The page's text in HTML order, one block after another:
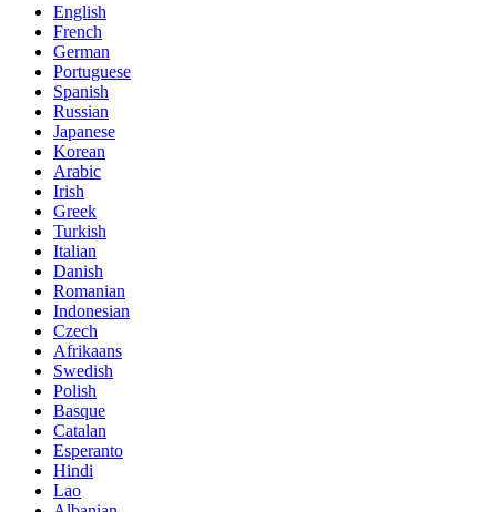
English
French
German
Portuguese
Spanish
Russian
Japanese
Korean
Arabic
Irish
Greek
Turkish
Italian
Danish
Romanian
Indonesian
Czech
Afrikaans
Swedish
Polish
Basque
Catalan
Esperanto
Hindi
Lao